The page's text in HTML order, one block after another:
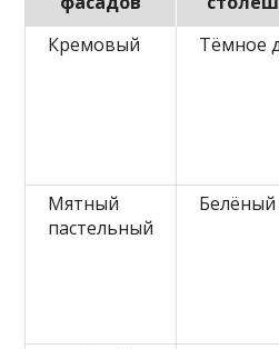
Кремовый
Тёмное
Мятный
пастельный
Белёный